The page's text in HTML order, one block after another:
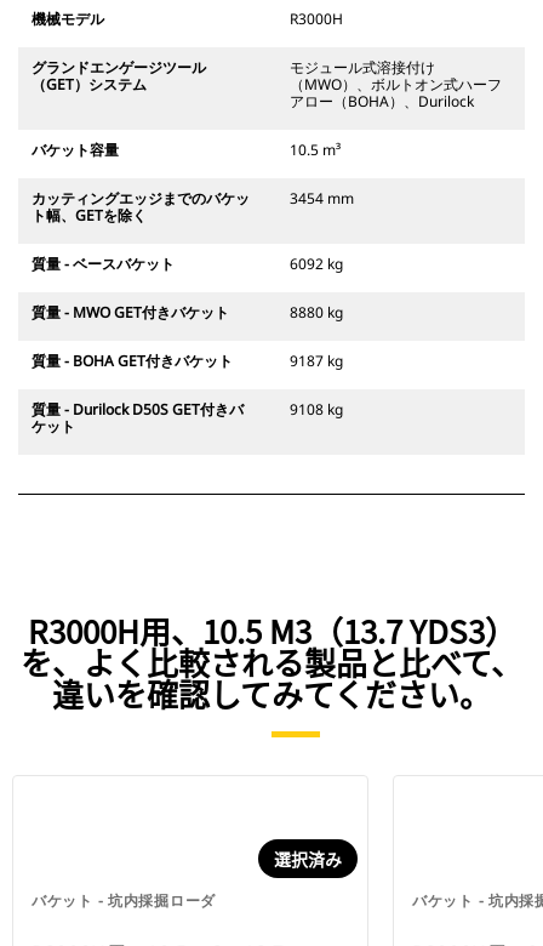
機械モデル R3000H
グランドエンゲージツール
（GET）システム
モジュール式溶接付け
（MWO）、ボルトオン式ハーフ
アロー（BOHA）、Durilock
バケット容量 10.5 m³
カッティングエッジまでのバケッ
ト幅、GETを除く
3454 mm
質量 - ベースバケット 6092 kg
質量 - MWO GET付きバケット 8880 kg
質量 - BOHA GET付きバケット 9187 kg
質量 - Durilock D50S GET付きバ
ケット
9108 kg
R3000H用、10.5 M3（13.7 YDS3）
を、よく比較される製品と比べて、
違いを確認してみてください。
バケット - 坑内採掘ローダ
選択済み
バケット - 坑内採